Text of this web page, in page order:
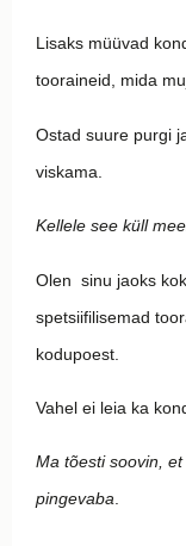
Lisaks müüvad
tooraineid, mida
Ostad suure purgi
viskama.
Kellele see küll
Olen sinu jaoks
spetsiifilisemad
kodupoest.
Vahel ei leia ka
Ma tõesti soovin,
pingevaba.